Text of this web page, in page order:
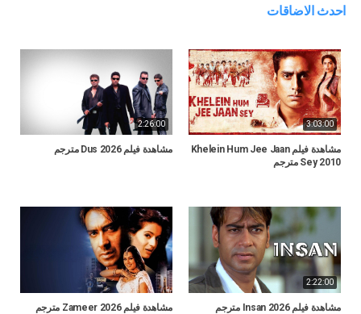
احدث الاضاقات
3:03:00
مشاهدة فيلم Khelein Hum Jee Jaan
Sey 2010 مترجم
2:26:00
مشاهدة فيلم Dus 2026 مترجم
2:22:00
مشاهدة فيلم Insan 2026 مترجم مشاهدة فيلم Zameer 2026 مترجم